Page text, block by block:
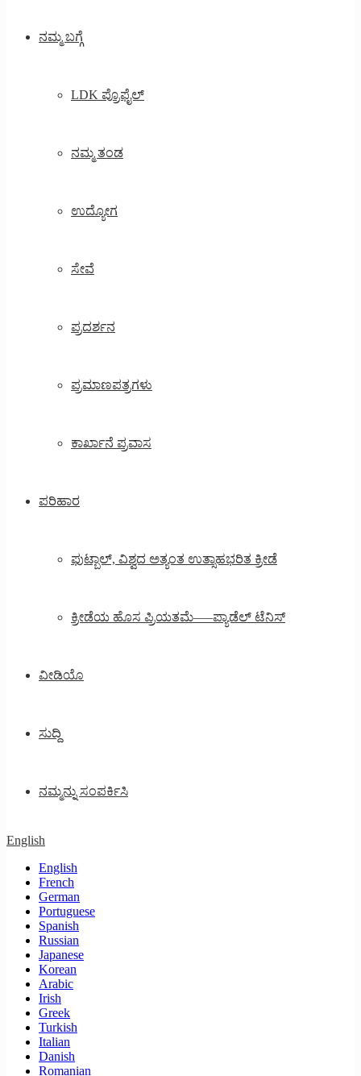
ನಮ್ಮ ಬಗ್ಗೆ
LDK ಪ್ರೊಫೈಲ್
ನಮ್ಮ ತಂಡ
ಉದ್ಯೋಗ
ಸೇವೆ
ಪ್ರದರ್ಶನ
ಪ್ರಮಾಣಪತ್ರಗಳು
ಕಾರ್ಖಾನೆ ಪ್ರವಾಸ
ಪರಿಹಾರ
ಫುಟ್ಬಾಲ್, ವಿಶ್ವದ ಅತ್ಯಂತ ಉತ್ಸಾಹಭರಿತ ಕ್ರೀಡೆ
ಕ್ರೀಡೆಯ ಹೊಸ ಪ್ರಿಯತಮೆ—–ಪ್ಯಾಡೆಲ್ ಟೆನಿಸ್
ವೀಡಿಯೊ
ಸುದ್ದಿ
ನಮ್ಮನ್ನು ಸಂಪರ್ಕಿಸಿ
English
English
French
German
Portuguese
Spanish
Russian
Japanese
Korean
Arabic
Irish
Greek
Turkish
Italian
Danish
Romanian